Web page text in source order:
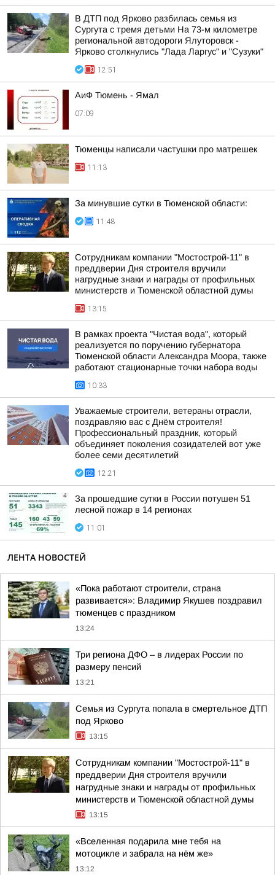
В ДТП под Ярково разбилась семья из
Сургута с тремя детьми На 73-м километре
региональной автодороги Ялуторовск -
Ярково столкнулись "Лада Ларгус" и "Сузуки"
12:51
АиФ Тюмень - Ямал
07:09
Тюменцы написали частушки про матрешек
11:13
За минувшие сутки в Тюменской области:
11:48
Сотрудникам компании "Мостострой-11" в
преддверии Дня строителя вручили
нагрудные знаки и награды от профильных
министерств и Тюменской областной думы
13:15
В рамках проекта "Чистая вода", который
реализуется по поручению губернатора
Тюменской области Александра Моора, также
работают стационарные точки набора воды
10:33
Уважаемые строители, ветераны отрасли,
поздравляю вас с Днём строителя!
Профессиональный праздник, который
объединяет поколения созидателей вот уже
более семи десятилетий
12:21
За прошедшие сутки в России потушен 51
лесной пожар в 14 регионах
11:01
ЛЕНТА НОВОСТЕЙ
«Пока работают строители, страна
развивается»: Владимир Якушев поздравил
тюменцев с праздником
13:24
Три региона ДФО – в лидерах России по
размеру пенсий
13:21
Семья из Сургута попала в смертельное ДТП
под Ярково
13:15
Сотрудникам компании "Мостострой-11" в
преддверии Дня строителя вручили
нагрудные знаки и награды от профильных
министерств и Тюменской областной думы
13:15
«Вселенная подарила мне тебя на
мотоцикле и забрала на нём же»
13:12